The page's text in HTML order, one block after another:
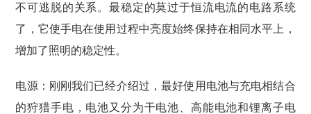
不可逃脱的关系。最稳定的莫过于恒流电流的电路系统
了，它使手电在使用过程中亮度始终保持在相同水平上，
增加了照明的稳定性。
电源：刚刚我们已经介绍过，最好使用电池与充电相结合
的狩猎手电，电池又分为干电池、高能电池和锂离子电